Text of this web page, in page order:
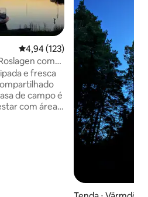
4,94 de uma avaliação média de
4,94 (123)
com
remos.e fresca
com área